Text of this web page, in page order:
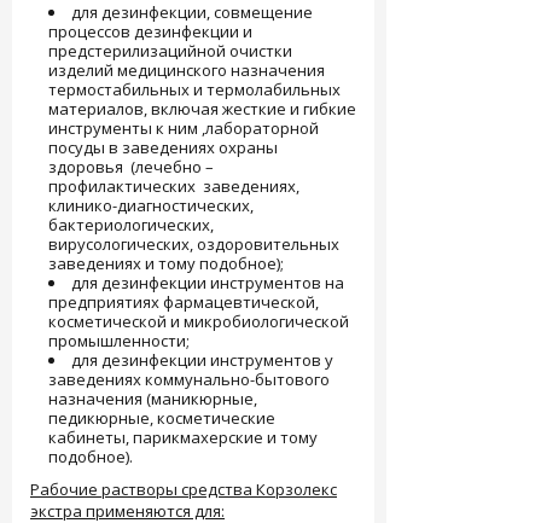
для дезинфекции, совмещение
процессов дезинфекции и
предстерилизацийной очистки
изделий медицинского назначения
термостабильных и термолабильных
материалов, включая жесткие и гибкие
инструменты к ним ,лабораторной
посуды в заведениях охраны
здоровья (лечебно –
профилактических заведениях,
клинико-диагностических,
бактериологических,
вирусологических, оздоровительных
заведениях и тому подобное);
для дезинфекции инструментов на
предприятиях фармацевтической,
косметической и микробиологической
промышленности;
для дезинфекции инструментов у
заведениях коммунально-бытового
назначения (маникюрные,
педикюрные, косметические
кабинеты, парикмахерские и тому
подобное).
Рабочие растворы средства Корзолекс
экстра применяются для: